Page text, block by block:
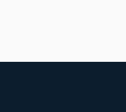
planchar a temperatura media,